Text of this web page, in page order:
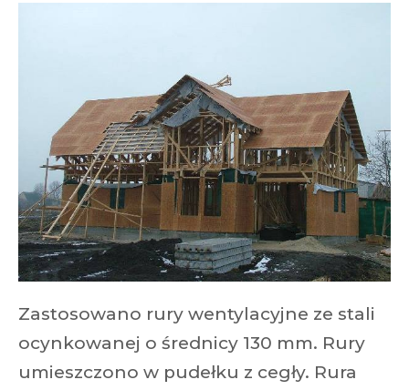
Zastosowano rury wentylacyjne ze stali
ocynkowanej o średnicy 130 mm. Rury
umieszczono w pudełku z cegły. Rura